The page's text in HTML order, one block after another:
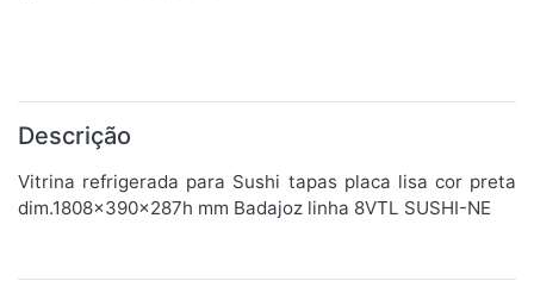
Descrição
Vitrina refrigerada para Sushi tapas placa lisa cor preta
dim.1808x390x287h mm Badajoz linha 8VTL SUSHI-NE